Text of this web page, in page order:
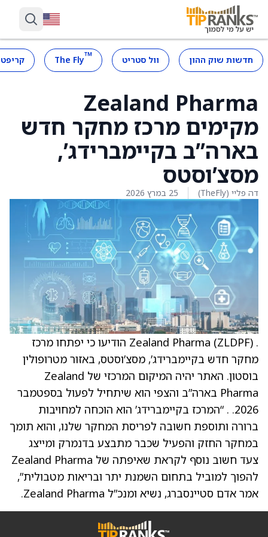
חדשות שוק ההון וול סטריט ™
The Fly
Zealand Pharma
מקימים מרכז מחקר חדש
בארה”ב בקיימברידג’,
מסצ’וסטס
דה פליי (TheFly) 25 במרץ 2026
. Zealand Pharma (ZLDPF) הודיעו כי יפתחו מרכז
מחקר חדש בקיימברידג’, מסצ’וסטס, באזור מטרופולין
בוסטון. האתר יהיה המיקום המרכזי של Zealand
Pharma בארה”ב והצפי הוא שיתחיל לפעול בספטמבר
2026. . “המרכז בקיימברידג’ הוא הוכחה למחויבות
ברורה ותוספת חשובה לפריסת המחקר שלנו, והוא תומך
במחקר החזק והפעיל שכבר מתבצע בדנמרק ומייצג
צעד חשוב נוסף לקראת שאיפתה של Zealand Pharma
להפוך למוביל בתחום השמנת יתר ובריאות מטבולית”,
אמר אדם סטיינסברג, נשיא ומנכ”ל Zealand Pharma.